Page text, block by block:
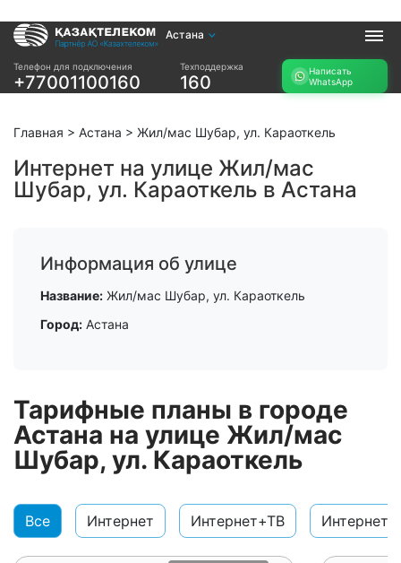
Астана
Телефон для подключения
+77001100160
Техподдержка
160
Написать
WhatsApp
Услуги
Интернет и ТВ в
Интернет и ТВ в
Интернет в офис
Прочее
возможность
названию ЖК
подбор тарифа
Подключиться к
Главная > Астана > Жил/мас Шубар, ул. Караоткель
Интернет на улице Жил/мас
Шубар, ул. Караоткель в Астана
Информация об улице
Название: Жил/мас Шубар, ул. Караоткель
Город: Астана
Тарифные планы в городе
Астана на улице Жил/мас
Шубар, ул. Караоткель
Все Интернет Интернет+ТВ